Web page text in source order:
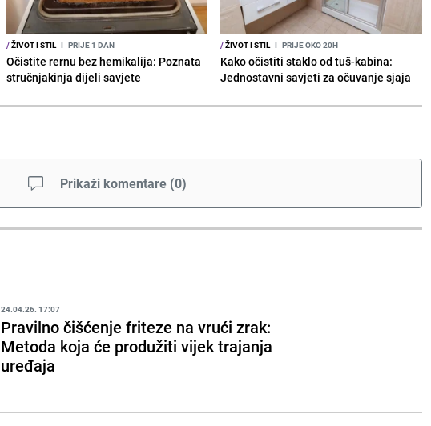
/ŽIVOT I STIL I PRIJE 1 DAN
Očistite rernu bez hemikalija: Poznata
stručnjakinja dijeli savjete
/ŽIVOT I STIL I PRIJE OKO 20H
Kako očistiti staklo od tuš-kabina:
Jednostavni savjeti za očuvanje sjaja
Prikaži komentare (0)
24.04.26. 17:07
Pravilno čišćenje friteze na vrući zrak:
Metoda koja će produžiti vijek trajanja
uređaja